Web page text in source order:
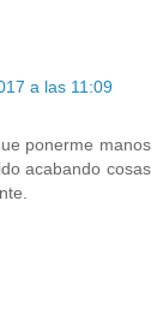
a las 11:09
ponerme manos
acabando cosas